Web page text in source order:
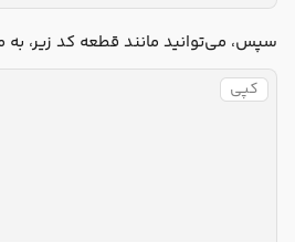
سپس، می‌توانید مانند قطعه کد
کپی